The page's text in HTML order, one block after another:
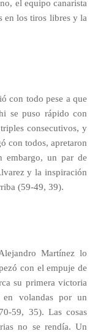
el equipo canarista
en los tiros libres y la
con todo pese a que
se puso rápido con
consecutivos, y
con todos, apretaron
embargo, un par de
y la inspiración
(59-49, 39).
Martínez lo
con el empuje de
su primera victoria
volandas por un
59, 35). Las cosas
no se rendía. Un